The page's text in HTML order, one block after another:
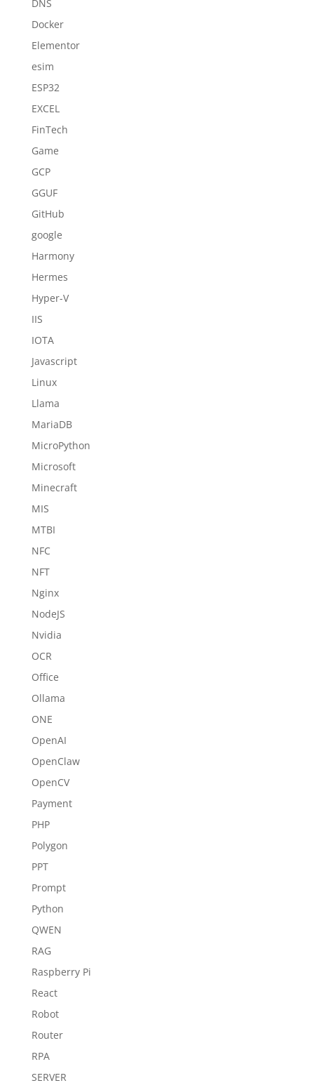
DNS
Docker
Elementor
esim
ESP32
EXCEL
FinTech
Game
GCP
GGUF
GitHub
google
Harmony
Hermes
Hyper-V
IIS
IOTA
Javascript
Linux
Llama
MariaDB
MicroPython
Microsoft
Minecraft
MIS
MTBI
NFC
NFT
Nginx
NodeJS
Nvidia
OCR
Office
Ollama
ONE
OpenAI
OpenClaw
OpenCV
Payment
PHP
Polygon
PPT
Prompt
Python
QWEN
RAG
Raspberry Pi
React
Robot
Router
RPA
SERVER